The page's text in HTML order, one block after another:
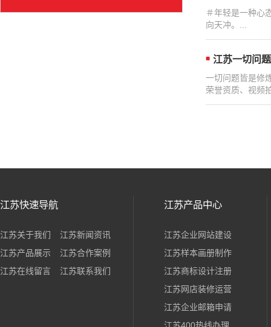
＃年轻是一种心
向天冲。...
江苏一切问
一切问题皆是修
荣誉资质、视频
江苏快速导航
江苏关于我们
江苏新闻资讯
江苏产品展示
江苏合作案例
江苏在线留言
江苏联系我们
江苏产品中心
江苏企业网站建设
江苏样本画册制作
江苏商标设计注册
江苏网店装修运营
江苏企业邮箱申请